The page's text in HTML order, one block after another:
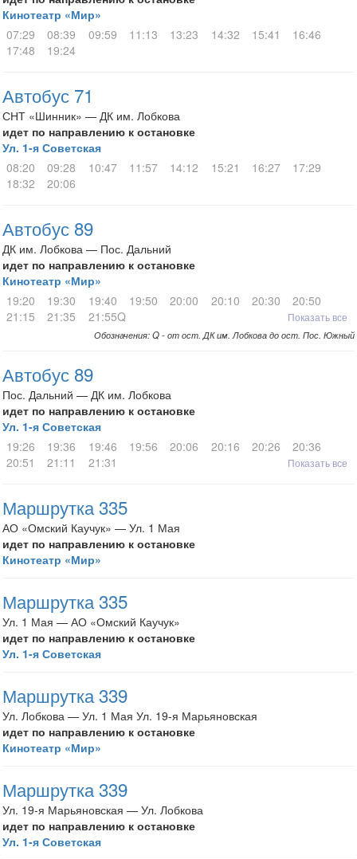
Кинотеатр «Мир»
07:29
08:39 09:59 11:13 13:23 14:32 15:41
16:46
17:48
19:24
Автобус 71
СНТ «Шинник» — ДК им. Лобкова
идет по направлению к остановке
Ул. 1-я Советская
08:20
09:28 10:47 11:57 14:12 15:21 16:27
17:29
18:32
20:06
Автобус 89
ДК им. Лобкова — Пос. Дальний
идет по направлению к остановке
Кинотеатр «Мир»
19:20
19:30 19:40 19:50 20:00 20:10 20:30
20:50
21:15
21:35 21:55Q Показать все
Обозначения: Q - от ост. ДК им. Лобкова до ост. Пос. Южный
Автобус 89
Пос. Дальний — ДК им. Лобкова
идет по направлению к остановке
Ул. 1-я Советская
19:26
19:36 19:46 19:56 20:06 20:16 20:26
20:36
20:51
21:11 21:31 Показать все
Маршрутка 335
АО «Омский Каучук» — Ул. 1 Мая
идет по направлению к остановке
Кинотеатр «Мир»
Маршрутка 335
Ул. 1 Мая — АО «Омский Каучук»
идет по направлению к остановке
Ул. 1-я Советская
Маршрутка 339
Ул. Лобкова — Ул. 1 Мая Ул. 19-я Марьяновская
идет по направлению к остановке
Кинотеатр «Мир»
Маршрутка 339
Ул. 19-я Марьяновская — Ул. Лобкова
идет по направлению к остановке
Ул. 1-я Советская